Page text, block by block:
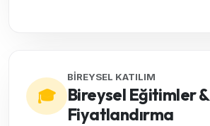
🎓
BİREYSEL KATILIM
Bireysel Eğitimler &
Fiyatlandırma